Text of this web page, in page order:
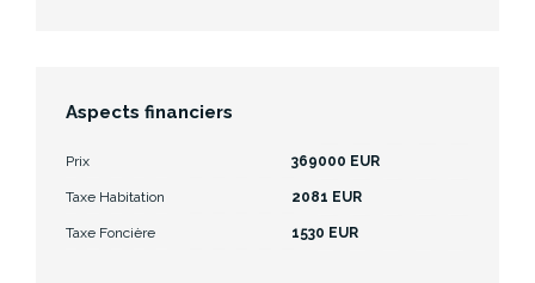
Aspects financiers
Prix 369000 EUR
Taxe Habitation 2081 EUR
Taxe Foncière 1530 EUR